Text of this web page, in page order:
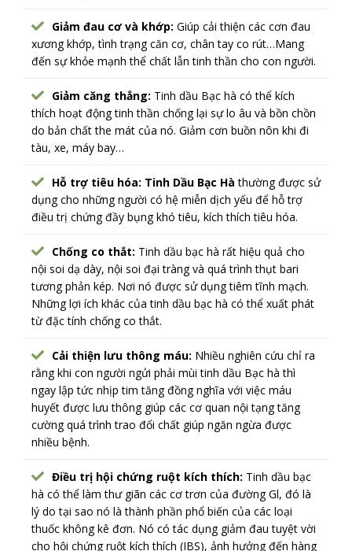
Giảm đau cơ và khớp: Giúp cải thiện các cơn đau
xương khớp, tình trạng căn cơ, chân tay co rút…Mang
đến sự khỏe mạnh thể chất lẫn tinh thần cho con người.
Giảm căng thẳng: Tinh dầu Bạc hà có thể kích
thích hoạt động tinh thần chống lại sự lo âu và bồn chồn
do bản chất the mát của nó. Giảm cơn buồn nôn khi đi
tàu, xe, máy bay…
Hỗ trợ tiêu hóa: Tinh Dầu Bạc Hà thường được sử
dụng cho những người có hệ miễn dịch yếu để hỗ trợ
điều trị chứng đầy bụng khó tiêu, kích thích tiêu hóa.
Chống co thắt: Tinh dầu bạc hà rất hiệu quả cho
nội soi dạ dày, nội soi đại tràng và quá trình thụt bari
tương phản kép. Nơi nó được sử dụng tiêm tĩnh mạch.
Những lợi ích khác của tinh dầu bạc hà có thể xuất phát
từ đặc tính chống co thắt.
Cải thiện lưu thông máu: Nhiều nghiên cứu chỉ ra
rằng khi con người ngửi phải mùi tinh dầu Bạc hà thì
ngay lập tức nhịp tim tăng đồng nghĩa với việc máu
huyết được lưu thông giúp các cơ quan nội tạng tăng
cường quá trình trao đổi chất giúp ngăn ngừa được
nhiều bệnh.
Điều trị hội chứng ruột kích thích: Tinh dầu bạc
hà có thể làm thư giãn các cơ trơn của đường Gl, đó là
lý do tại sao nó là thành phần phổ biến của các loại
thuốc không kê đơn. Nó có tác dụng giảm đau tuyệt vời
cho hội chứng ruột kích thích (IBS), ảnh hưởng đến hàng